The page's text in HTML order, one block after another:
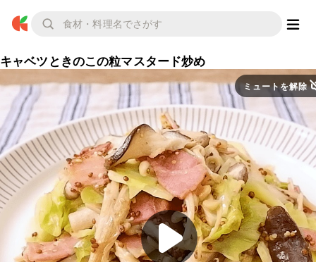
キャベツときのこの粒マスタード炒め
ミュートを解除